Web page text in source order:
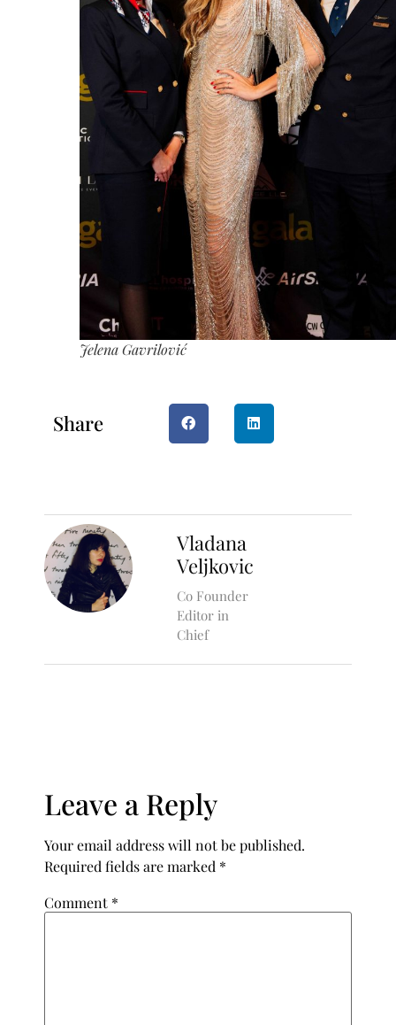
Jelena Gavrilović
Share
Vladana
Veljkovic
Co Founder
Editor in
Chief
Leave a Reply
Your email address will not be published.
Required fields are marked *
Comment *